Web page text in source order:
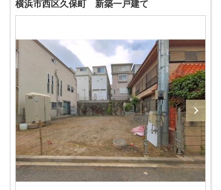
横浜市西区久保町 新築一戸建て